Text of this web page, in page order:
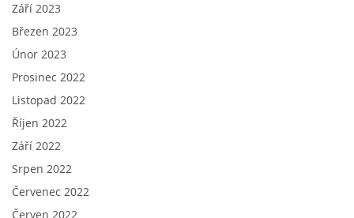
Září 2023
Březen 2023
Únor 2023
Prosinec 2022
Listopad 2022
Říjen 2022
Září 2022
Srpen 2022
Červenec 2022
Červen 2022